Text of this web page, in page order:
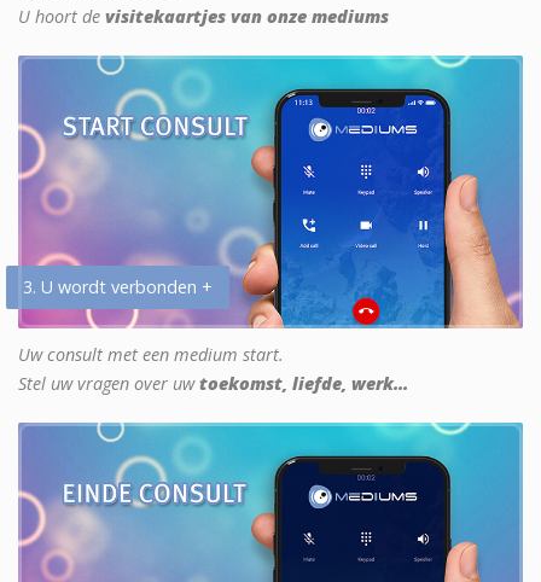
U hoort de visitekaartjes van onze mediums
3. U wordt verbonden +
Uw consult met een medium start.
Stel uw vragen over uwtoekomst, liefde, werk...